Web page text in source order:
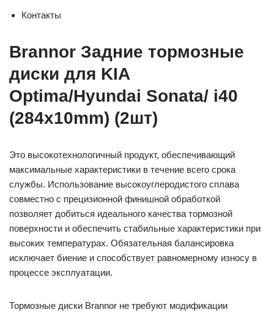
Контакты
Brannor Задние тормозные
диски для KIA
Optima/Hyundai Sonata/ i40
(284x10mm) (2шт)
Это высокотехнологичный продукт, обеспечивающий
максимальные характеристики в течение всего срока
службы. Использование высокоуглеродистого сплава
совместно с прецизионной финишной обработкой
позволяет добиться идеального качества тормозной
поверхности и обеспечить стабильные характеристики при
высоких температурах. Обязательная балансировка
исключает биение и способствует равномерному износу в
процессе эксплуатации.
Тормозные диски Brannor не требуют модификации